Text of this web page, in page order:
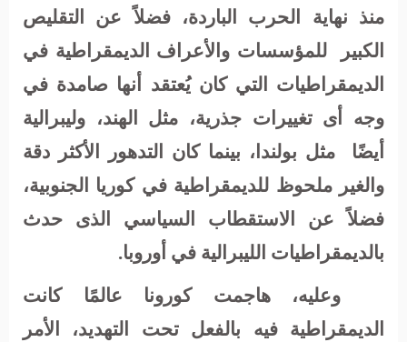
منذ نهاية الحرب الباردة، فضلاً عن التقليص
الكبير
للمؤسسات والأعراف الديمقراطية في
الديمقراطيات التي كان يُعتقد أنها صامدة في
وجه أى تغييرات جذرية، مثل الهند، وليبرالية
أيضًا
مثل بولندا، بينما كان التدهور الأكثر دقة
والغير ملحوظ للديمقراطية في كوريا الجنوبية،
فضلاً عن الاستقطاب السياسي الذى حدث
بالديمقراطيات الليبرالية في أوروبا.
وعليه، هاجمت كورونا عالمًا كانت
الديمقراطية فيه بالفعل تحت التهديد، الأمر